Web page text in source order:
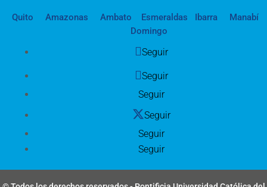
Quito Amazonas Ambato Esmeraldas Ibarra
Manabí
Domingo
Seguir
Seguir
Seguir
Seguir
Seguir
Seguir